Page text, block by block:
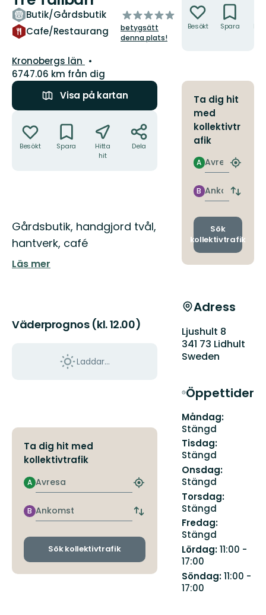
Butik/Gårdsbutik
Cafe/Restaurang
av
5
stjärnor
betygsätt
denna plats!
Län:
Kronobergs län
6747.06 km från dig
Visa på kartan
Besökt Spara
Hitta
hit
Dela
Beskrivning
Gårdsbutik, handgjord tvål,
hantverk, café
Läs mer
Väderprognos (kl. 12.00)
Laddar...
Ta dig hit med
kollektivtrafik
Avresa
A
Hitta
hållplats
Ankomst
B
Byt
och
ankomsthållplatser
Sök kollektivtrafik
Besökt Spara
Ta dig hit
med
kollektivtr
afik
Avresa
A
Hitta
Ankomst
B
Byt
och
Sök
kollektivtrafik
Adress
Ljushult 8
341 73 Lidhult
Sweden
Öppettider
Måndag:
Stängd
Tisdag:
Stängd
Onsdag:
Stängd
Torsdag:
Stängd
Fredag:
Stängd
Lördag:11:00 -
17:00
Söndag:11:00 -
17:00